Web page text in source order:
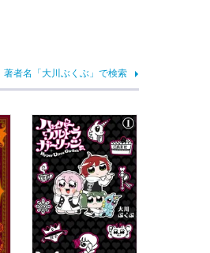
著者名「大川ぶくぶ」で検索